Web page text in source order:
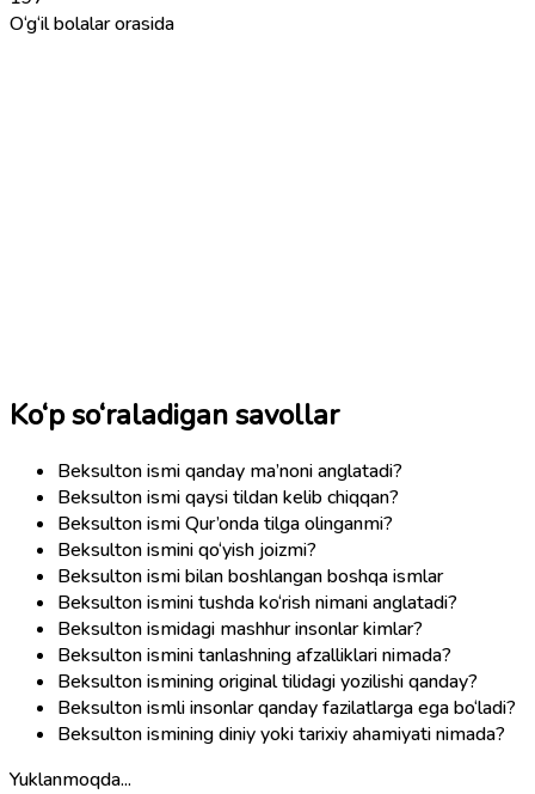
O‘g‘il bolalar orasida
Ko‘p so‘raladigan savollar
Beksulton ismi qanday ma’noni anglatadi?
Beksulton ismi qaysi tildan kelib chiqqan?
Beksulton ismi Qur’onda tilga olinganmi?
Beksulton ismini qo‘yish joizmi?
Beksulton ismi bilan boshlangan boshqa ismlar
Beksulton ismini tushda ko‘rish nimani anglatadi?
Beksulton ismidagi mashhur insonlar kimlar?
Beksulton ismini tanlashning afzalliklari nimada?
Beksulton ismining original tilidagi yozilishi qanday?
Beksulton ismli insonlar qanday fazilatlarga ega bo‘ladi?
Beksulton ismining diniy yoki tarixiy ahamiyati nimada?
Yuklanmoqda...